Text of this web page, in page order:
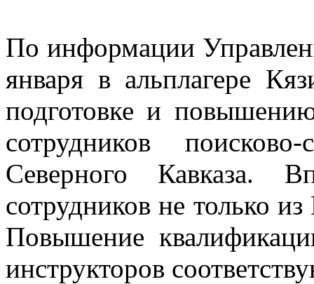
По информации
января в альплагере
подготовке и
сотрудников
Северного Кавказа.
сотрудников не только
Повышение
инструкторов